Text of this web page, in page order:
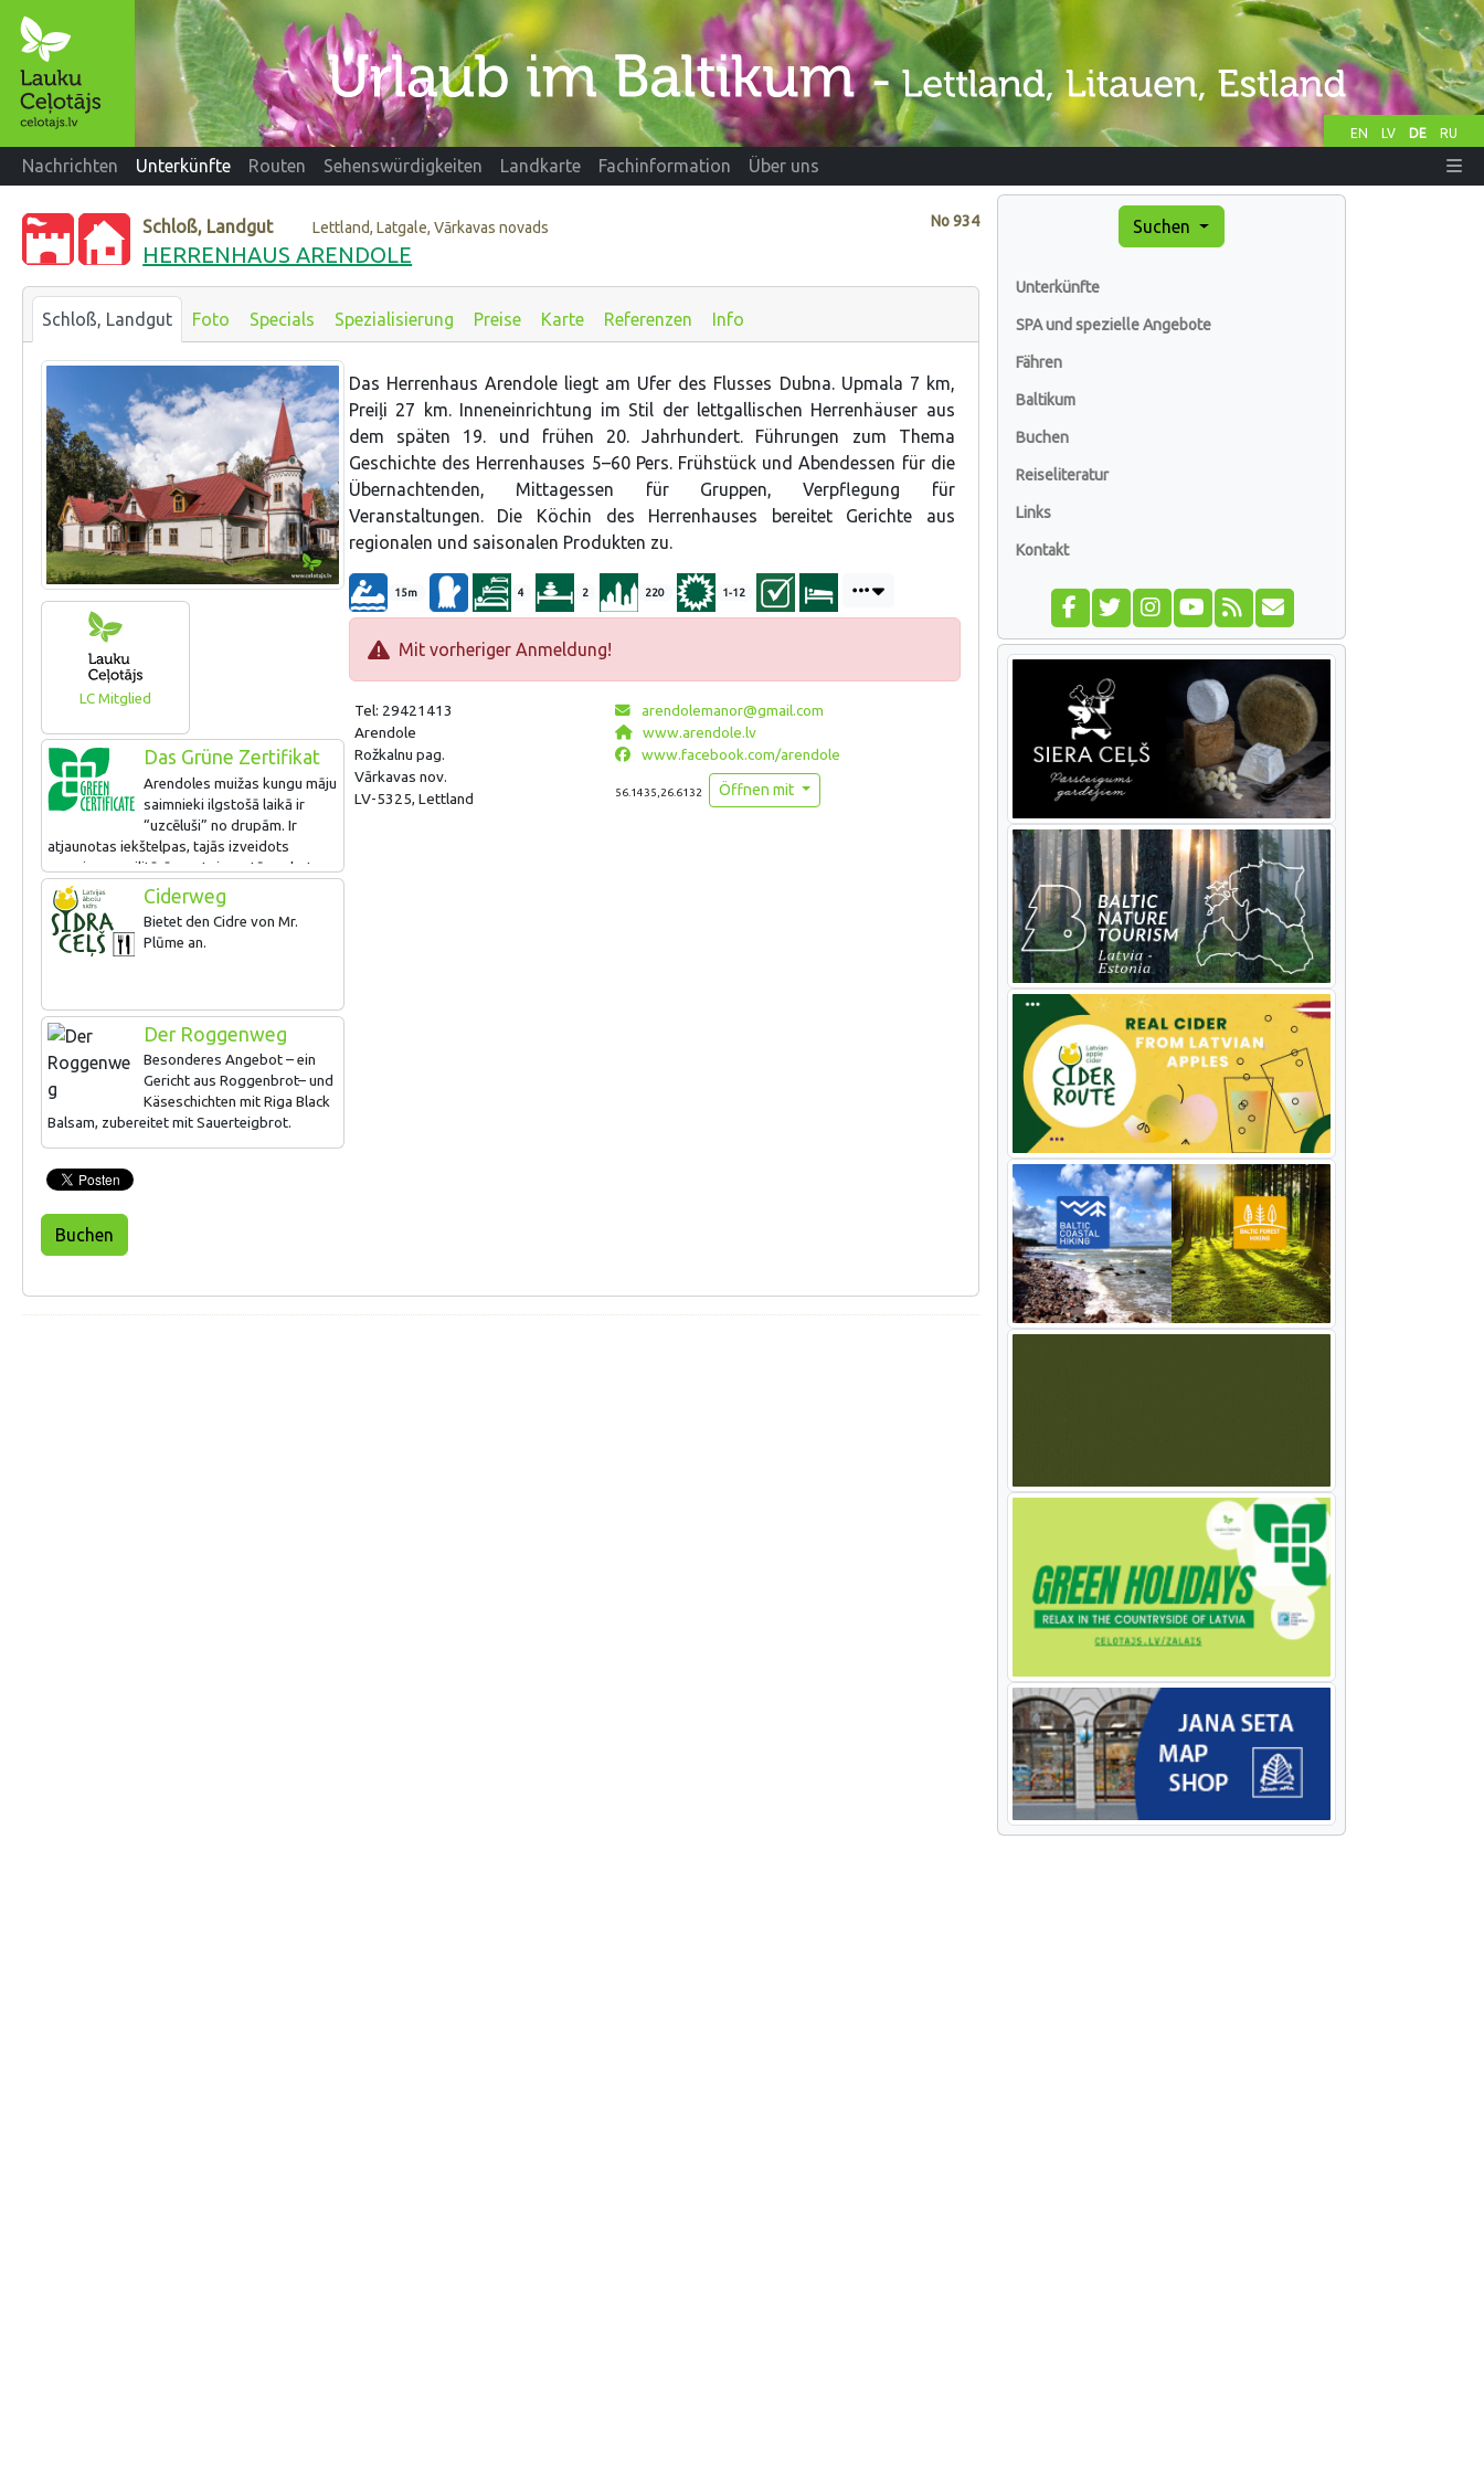
EN LV DE RU
Nachrichten Unterkünfte Routen Sehenswürdigkeiten Landkarte Fachinformation Über uns
No934
Schloß, Landgut Lettland, Latgale, Vārkavas novads
HERRENHAUS ARENDOLE
Schloß, Landgut Foto Specials Spezialisierung Preise Karte Referenzen Info
LC Mitglied
Das Grüne Zertifikat
Arendoles muižas kungu māju
saimnieki ilgstošā laikā ir
“uzcēluši” no drupām. Ir
atjaunotas iekštelpas, tajās izveidots
muzejs par militārā mantojuma tēmu, bet
2025. gadā ir uzbūvētas modernas
attīrīšanas iekārtas.
Ciderweg
Bietet den Cidre von Mr.
Plūme an.
Der Roggenweg
Besonderes Angebot – ein
Gericht aus Roggenbrot– und
Käseschichten mit Riga Black
Balsam, zubereitet mit Sauerteigbrot.
Das Herrenhaus Arendole liegt am Ufer des Flusses Dubna. Upmala 7 km,
Preiļi 27 km. Inneneinrichtung im Stil der lettgallischen Herrenhäuser aus
dem späten 19. und frühen 20. Jahrhundert. Führungen zum Thema
Geschichte des Herrenhauses 5–60 Pers. Frühstück und Abendessen für die
Übernachtenden, Mittagessen für Gruppen, Verpflegung für
Veranstaltungen. Die Köchin des Herrenhauses bereitet Gerichte aus
regionalen und saisonalen Produkten zu.
15m 4 2 220 1-12
Mit vorheriger Anmeldung!
Tel: 29421413
Arendole
Rožkalnu pag.
Vārkavas nov.
LV-5325, Lettland
arendolemanor@gmail.com
www.arendole.lv
www.facebook.com/arendole
56.1435,26.6132 Öffnen mit
Buchen
Suchen
Unterkünfte
SPA und spezielle Angebote
Fähren
Baltikum
Buchen
Reiseliteratur
Links
Kontakt